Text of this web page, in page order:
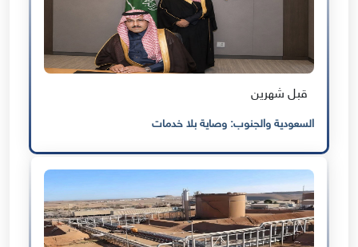
قبل شهرين
السعودية والجنوب: وصاية بلا خدمات